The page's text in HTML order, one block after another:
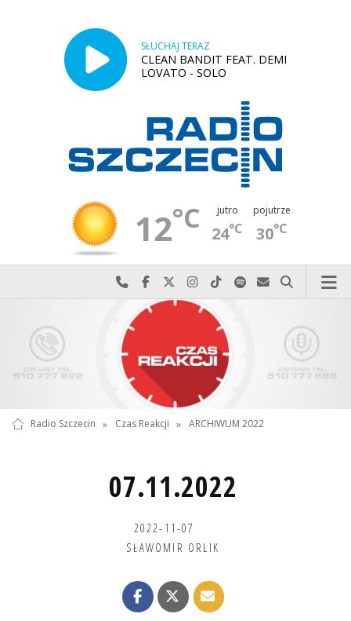
SŁUCHAJ TERAZ
CLEAN BANDIT FEAT. DEMI
LOVATO - SOLO
12°C jutro
24°C
pojutrze
30°C
Najlepiej po prostu do nas zadzwoń
Odwiedź nas na Facebook-u
Odwiedź nas na X
Odwiedź nas na Instagram-ie
Odwiedź nas na TikTok-u
Szukaj nas na Spotify
Wyślij do nas
Szukaj
Radio Szczecin » Czas Reakcji » ARCHIWUM 2022
07.11.2022
2022-11-07
SŁAWOMIR ORLIK